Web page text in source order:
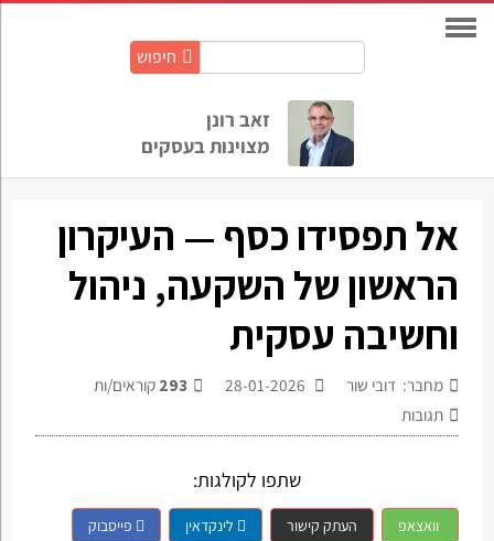
חיפוש
זאב רונן
מצוינות בעסקים
אל תפסידו כסף — העיקרון
הראשון של השקעה, ניהול
וחשיבה עסקית
מחבר: דובי שור 293 קוראים/ות
תגובות
שתפו לקולגות:
וואצאפ העתק קישור לינקדאין פייסבוק